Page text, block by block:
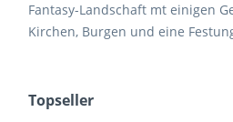
Fantasy-Landschaft mt einigen
Kirchen, Burgen und eine
Topseller